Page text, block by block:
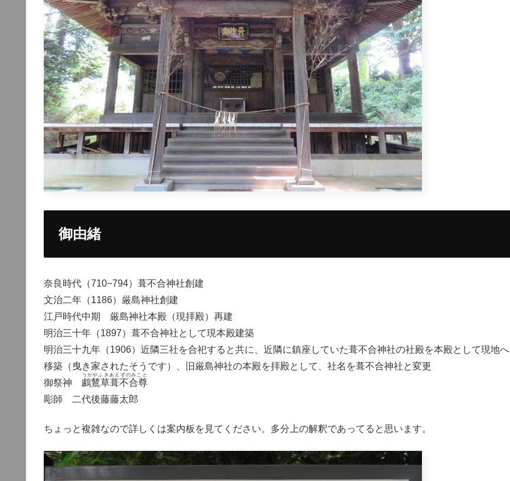
御由緒
奈良時代（710−794）葺不合神社創建
文治二年（1186）厳島神社創建
江戸時代中期 厳島神社本殿（現拝殿）再建
明治三十年（1897）葺不合神社として現本殿建築
明治三十九年（1906）近隣三社を合祀すると共に、近隣に鎮座していた葺不合神社の社殿を本殿として現地へ
移築（曳き家されたそうです）、旧厳島神社の本殿を拝殿として、社名を葺不合神社と変更
御祭神 鸕鶿草葺不合尊
うがやふきあえずのみこと
彫師 二代後藤藤太郎
ちょっと複雑なので詳しくは案内板を見てください。多分上の解釈であってると思います。